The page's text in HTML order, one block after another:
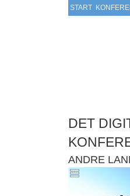
START
DET
ANDRE